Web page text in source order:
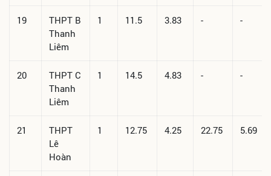
19
THPT B
Thanh
Liêm
1 11.5 3.83 - -
20
THPT C
Thanh
Liêm
1 14.5 4.83 - -
21
THPT
Lê
Hoàn
1 12.75 4.25 22.75 5.69